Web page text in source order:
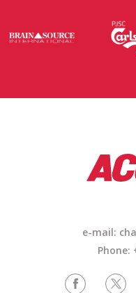
e-mail:
Phone: